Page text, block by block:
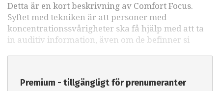
Detta är en kort beskrivning av Comfort Focus.
Syftet med tekniken är att personer med
koncentrationssvårigheter ska få hjälp med att ta
in auditiv information, även om de befinner si
Premium - tillgängligt för prenumeranter